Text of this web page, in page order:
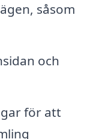
såsom
och
för att